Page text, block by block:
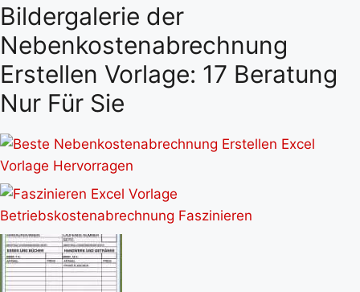
Bildergalerie der
Nebenkostenabrechnung
Erstellen Vorlage: 17 Beratung
Nur Für Sie